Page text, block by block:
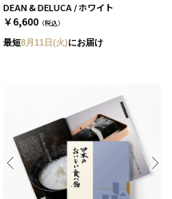
DEAN & DELUCA / ホワイト
￥6,600 （税込）
最短8月11日(火)にお届け